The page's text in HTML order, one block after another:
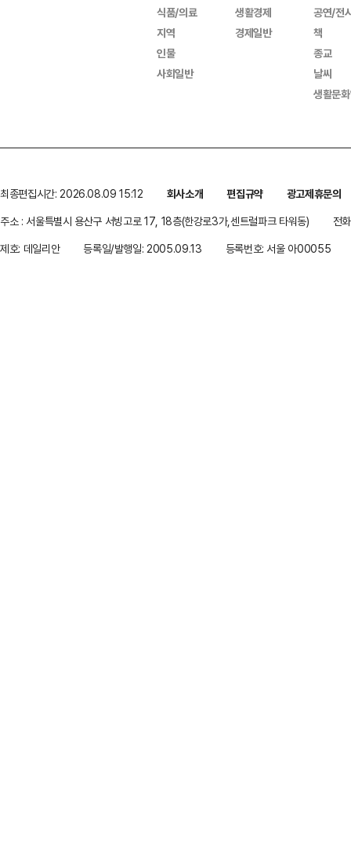
식품/의료
지역
인물
사회일반
생활경제
경제일반
공연/전
책
종교
날씨
생활문
최종편집시간: 2026.08.09 15:12 회사소개 편집규약
광고제휴문의
주소 : 서울특별시 용산구 서빙고로 17, 18층(한강로3가,센트럴파크 타워동)
전
제호: 데일리안
등록일/발행일: 2005.09.13 등록번호: 서울 아00055